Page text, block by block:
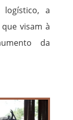
logístico, a
visam à
da